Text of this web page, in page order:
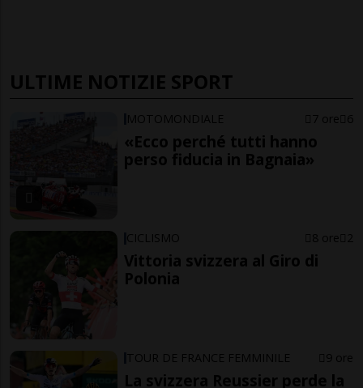
ULTIME NOTIZIE SPORT
MOTOMONDIALE 7 ore 6
«Ecco perché tutti hanno
perso fiducia in Bagnaia»
CICLISMO 8 ore 2
Vittoria svizzera al Giro di
Polonia
TOUR DE FRANCE FEMMINILE 9 ore
La svizzera Reussier perde la